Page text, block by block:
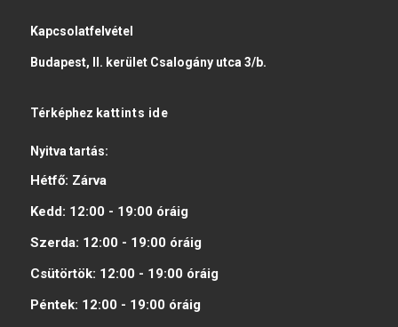
Kapcsolatfelvétel
Budapest, II. kerület Csalogány utca 3/b.
Térképhez kattints ide
Nyitva tartás:
Hétfő: Zárva
Kedd: 12:00 - 19:00 óráig
Szerda: 12:00 - 19:00 óráig
Csütörtök: 12:00 - 19:00 óráig
Péntek: 12:00 - 19:00 óráig